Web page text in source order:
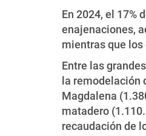
En 2024, el 17%
enajenaciones,
mientras que los
Entre las
la remodelación
Magdalena
matadero
recaudación de